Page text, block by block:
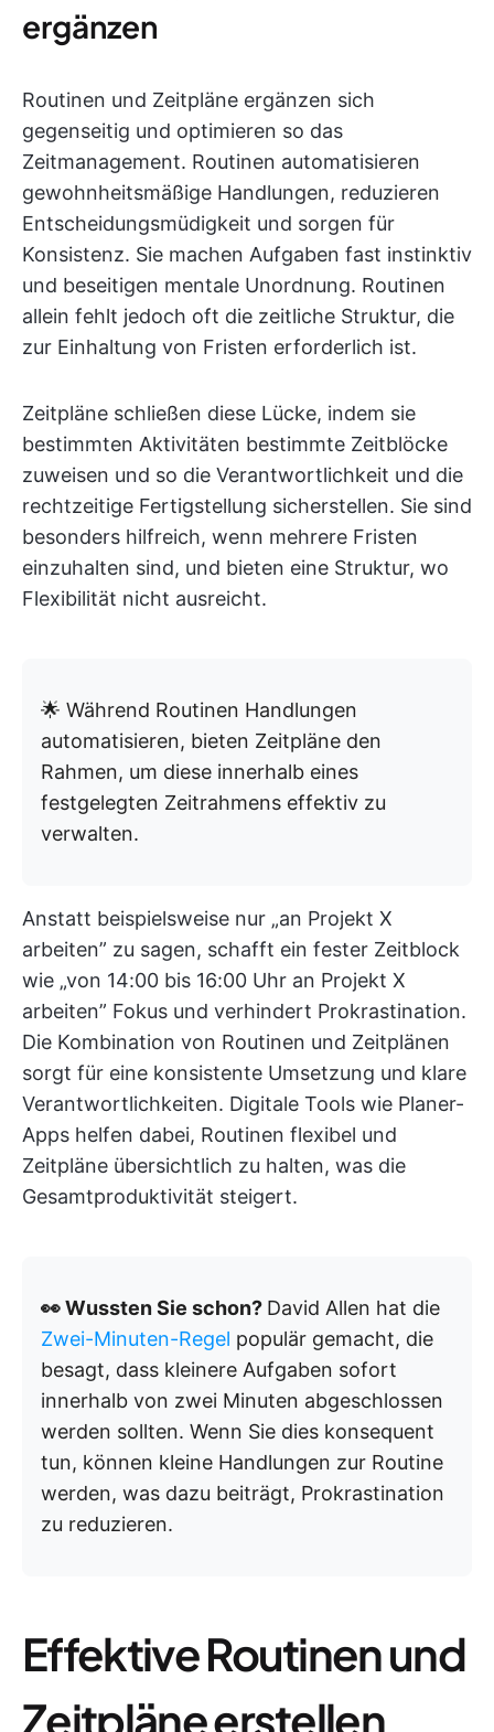
ergänzen
Routinen und Zeitpläne ergänzen sich
gegenseitig und optimieren so das
Zeitmanagement. Routinen automatisieren
gewohnheitsmäßige Handlungen, reduzieren
Entscheidungsmüdigkeit und sorgen für
Konsistenz. Sie machen Aufgaben fast instinktiv
und beseitigen mentale Unordnung. Routinen
allein fehlt jedoch oft die zeitliche Struktur, die
zur Einhaltung von Fristen erforderlich ist.
Zeitpläne schließen diese Lücke, indem sie
bestimmten Aktivitäten bestimmte Zeitblöcke
zuweisen und so die Verantwortlichkeit und die
rechtzeitige Fertigstellung sicherstellen. Sie sind
besonders hilfreich, wenn mehrere Fristen
einzuhalten sind, und bieten eine Struktur, wo
Flexibilität nicht ausreicht.
🌟 Während Routinen Handlungen
automatisieren, bieten Zeitpläne den
Rahmen, um diese innerhalb eines
festgelegten Zeitrahmens effektiv zu
verwalten.
Anstatt beispielsweise nur „an Projekt X
arbeiten” zu sagen, schafft ein fester Zeitblock
wie „von 14:00 bis 16:00 Uhr an Projekt X
arbeiten” Fokus und verhindert Prokrastination.
Die Kombination von Routinen und Zeitplänen
sorgt für eine konsistente Umsetzung und klare
Verantwortlichkeiten. Digitale Tools wie Planer-
Apps helfen dabei, Routinen flexibel und
Zeitpläne übersichtlich zu halten, was die
Gesamtproduktivität steigert.
👀 Wussten Sie schon? David Allen hat die
Zwei-Minuten-Regel populär gemacht, die
besagt, dass kleinere Aufgaben sofort
innerhalb von zwei Minuten abgeschlossen
werden sollten. Wenn Sie dies konsequent
tun, können kleine Handlungen zur Routine
werden, was dazu beiträgt, Prokrastination
zu reduzieren.
Effektive Routinen und
Zeitpläne erstellen